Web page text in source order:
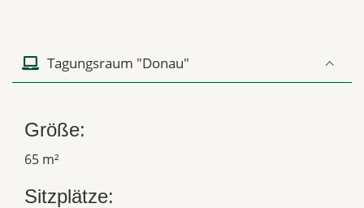
Tagungsraum "Donau"
Größe:
65 m²
Sitzplätze: